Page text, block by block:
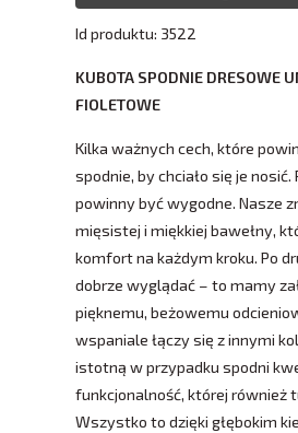
Id produktu: 3522
KUBOTA SPODNIE DRESOWE
FIOLETOWE
Kilka ważnych cech, które
spodnie, by chciało się je nosić.
powinny być wygodne. Nasze
mięsistej i miękkiej bawełny,
komfort na każdym kroku. Po
dobrze wyglądać – to mamy
pięknemu, beżowemu
wspaniale łączy się z innymi
istotną w przypadku spodni
funkcjonalność, której również
Wszystko to dzięki głębokim